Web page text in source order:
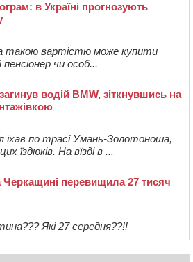
в Україні прогнозують
такою вартістю може купити
пенсіонер чи особ...
водій BMW, зіткнувшись на
їхав по трасі Умань-Золотоноша,
їздюків. На вїзді в ...
Черкащині перевищила 27 тисяч
Які 27 середня??!!